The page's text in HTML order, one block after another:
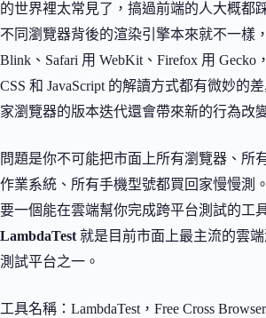
的世界裡太常見了，搞過前端的人大概都
不同瀏覽器背後的渲染引擎本來就不一樣
Blink、Safari 用 WebKit、Firefox 用 Gecko
CSS 和 JavaScript 的解讀方式都有微妙的
家瀏覽器的版本迭代還會帶來新的行為改
問題是你不可能把市面上所有瀏覽器、所
作業系統、所有手機型號都買回家慢慢測
要一個能在雲端幫你完成跨平台測試的工
LambdaTest 就是目前市面上最主流的雲
測試平台之一。
工具名稱：LambdaTest，Free Cross